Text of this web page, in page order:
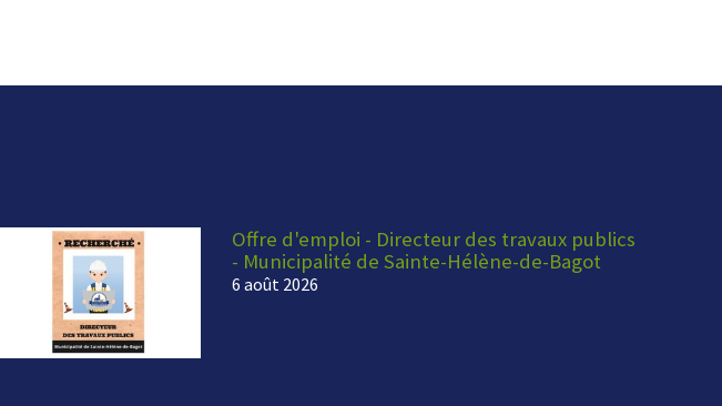
Offre d'emploi - Directeur des travaux publics
- Municipalité de Sainte-Hélène-de-Bagot
6 août 2026